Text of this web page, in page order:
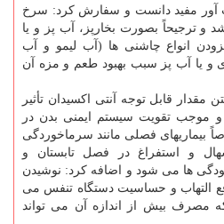
آور مفید دانست و سفارش کرد: سرخ
و ترجیحاً بصورت بخارپز، آب پز و یا
انواع چاشنی ها (آب لیمو و آب
و یا آب پز سبب بهبود طعم و مزه آن
مقدار قابل توجه آنتی اکسیدان تأثیر
و موجب تقویت سیستم ایمنی بدن در
بیماریهای فصلی مانند سرماخوردگی
و استفراغ در فصل تابستان و
ها می شود و اضافه کرد: نوشیدن
التهاب و حساسیت دستگاه تنفس می
مصرف بیش از اندازه آن می تواند